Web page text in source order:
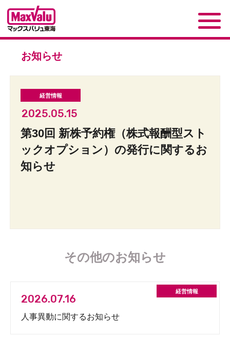
お知らせ
2025.05.15
第30回 新株予約権（株式報酬型スト
ックオプション）の発行に関するお
知らせ
その他のお知らせ
2026.07.16
人事異動に関するお知らせ